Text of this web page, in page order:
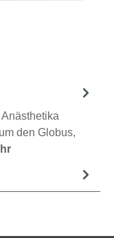
den Globus,